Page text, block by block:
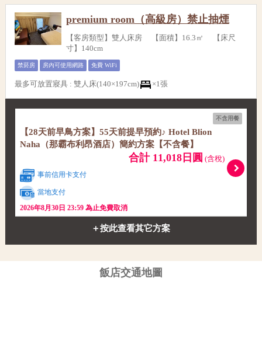
premium room（高級房）禁止抽煙
【客房類型】雙人床房 【面積】16.3㎡ 【床尺
寸】140cm
禁菸房 房內可使用網路 免費 WiFi
最多可放置寢具 : 雙人床(140×197cm) ×1張
不含用餐
【28天前早鳥方案】55天前提早預約♪ Hotel Blion
Naha（那霸布利昂酒店）簡約方案【不含餐】
合計 11,018日圓 (含稅)
事前信用卡支付
當地支付
2026年8月30日 23:59 為止免費取消
＋按此查看其它方案
飯店交通地圖